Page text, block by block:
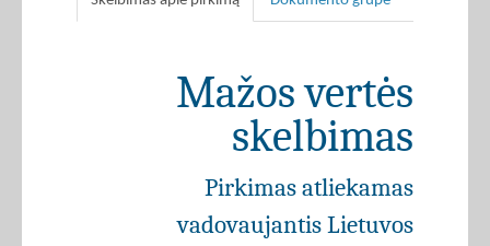
Mažos vertės
skelbimas
Pirkimas atliekamas
vadovaujantis Lietuvos